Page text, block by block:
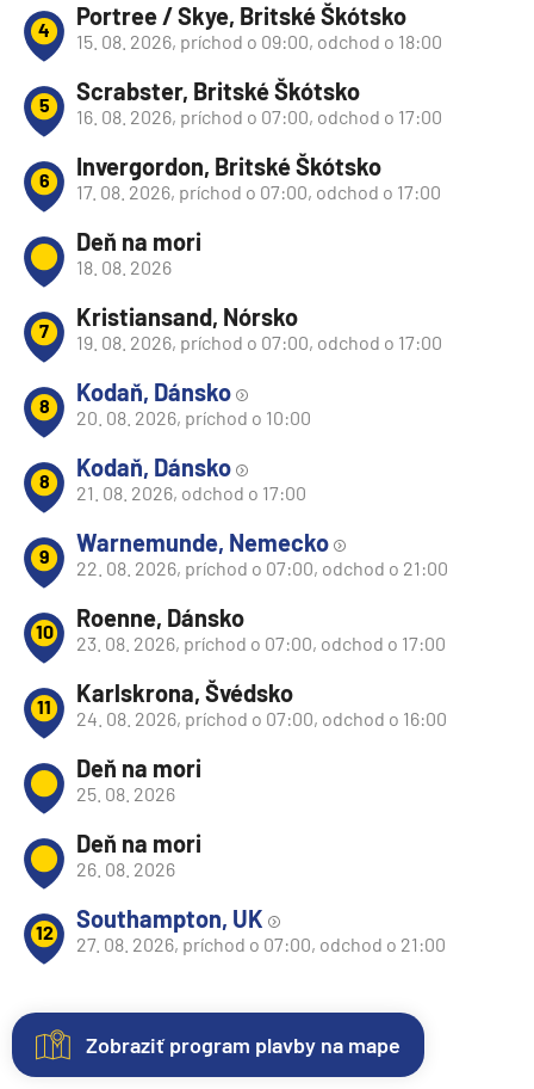
4 Portree / Skye, Britské Škótsko
15. 08. 2026, príchod o 09:00, odchod o 18:00
5 Scrabster, Britské Škótsko
16. 08. 2026, príchod o 07:00, odchod o 17:00
6 Invergordon, Britské Škótsko
17. 08. 2026, príchod o 07:00, odchod o 17:00
Deň na mori
18. 08. 2026
7 Kristiansand, Nórsko
19. 08. 2026, príchod o 07:00, odchod o 17:00
8 Kodaň, Dánsko
20. 08. 2026, príchod o 10:00
8 Kodaň, Dánsko
21. 08. 2026, odchod o 17:00
9 Warnemunde, Nemecko
22. 08. 2026, príchod o 07:00, odchod o 21:00
10 Roenne, Dánsko
23. 08. 2026, príchod o 07:00, odchod o 17:00
11 Karlskrona, Švédsko
24. 08. 2026, príchod o 07:00, odchod o 16:00
Deň na mori
25. 08. 2026
Deň na mori
26. 08. 2026
12 Southampton, UK
27. 08. 2026, príchod o 07:00, odchod o 21:00
Zobraziť program plavby na mape